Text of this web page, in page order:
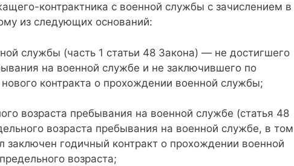
контрактника с военной службы с зачислением в
из следующих оснований:
службы (часть 1 статьи 48 Закона) — не достигшего
на военной службе и не заключившего по
нового контракта о прохождении военной службы;
возраста пребывания на военной службе (статья 48
возраста пребывания на военной службе, в том
заключен годичный контракт о прохождении военной
возраста;